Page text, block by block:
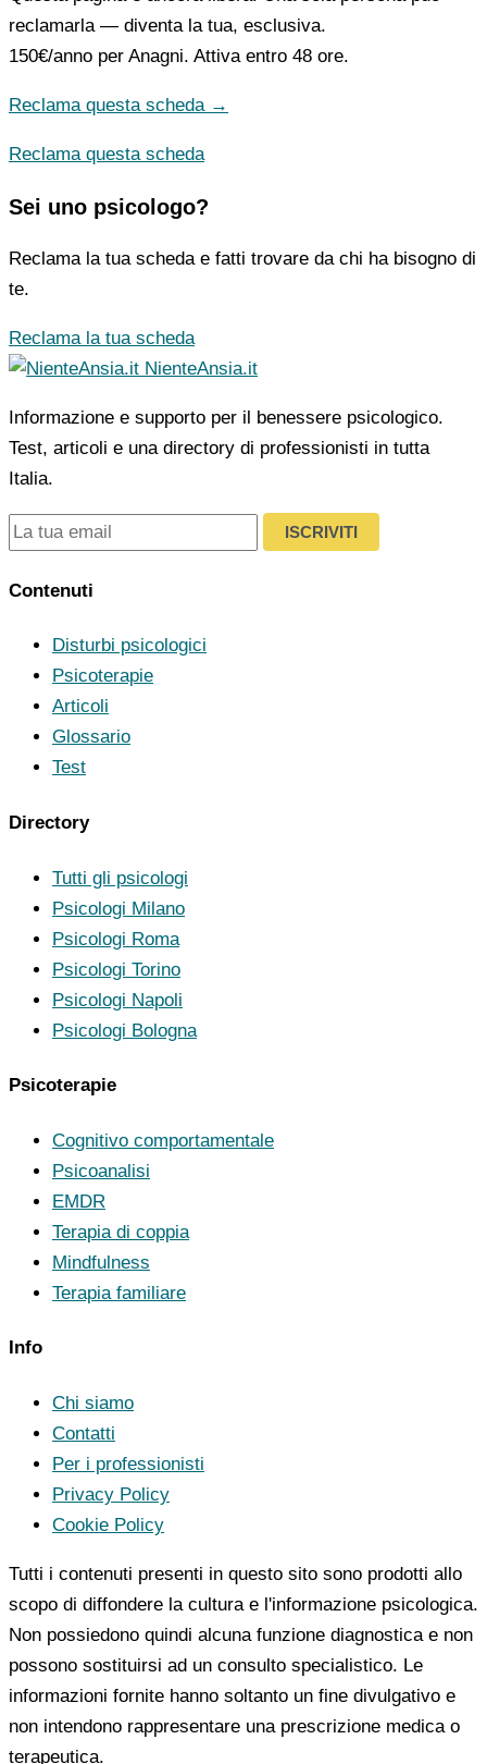
reclamarla — diventa la tua, esclusiva.
150€/anno per Anagni. Attiva entro 48 ore.
Reclama questa scheda →
Reclama questa scheda
Sei uno psicologo?
Reclama la tua scheda e fatti trovare da chi ha bisogno di
te.
Reclama la tua scheda
NienteAnsia.it
Informazione e supporto per il benessere psicologico.
Test, articoli e una directory di professionisti in tutta
Italia.
ISCRIVITI
Contenuti
Disturbi psicologici
Psicoterapie
Articoli
Glossario
Test
Directory
Tutti gli psicologi
Psicologi Milano
Psicologi Roma
Psicologi Torino
Psicologi Napoli
Psicologi Bologna
Psicoterapie
Cognitivo comportamentale
Psicoanalisi
EMDR
Terapia di coppia
Mindfulness
Terapia familiare
Info
Chi siamo
Contatti
Per i professionisti
Privacy Policy
Cookie Policy
Tutti i contenuti presenti in questo sito sono prodotti allo
scopo di diffondere la cultura e l'informazione psicologica.
Non possiedono quindi alcuna funzione diagnostica e non
possono sostituirsi ad un consulto specialistico. Le
informazioni fornite hanno soltanto un fine divulgativo e
non intendono rappresentare una prescrizione medica o
terapeutica.